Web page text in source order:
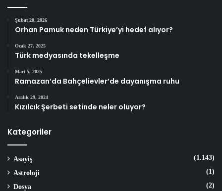
Şubat 20, 2026
Orhan Pamuk neden Türkiye’yi hedef alıyor?
Ocak 27, 2025
Türk medyasında tekelleşme
Mart 5, 2025
Ramazan’da Bahçelievler’de dayanışma ruhu
Aralık 29, 2024
Kızılcık Şerbeti setinde neler oluyor?
Kategoriler
Asayiş (1.143)
Astroloji (1)
Dosya (2)